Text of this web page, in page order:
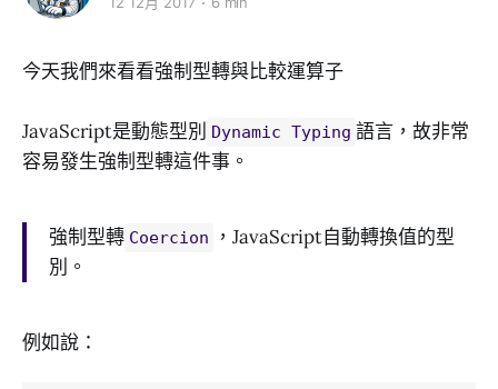
今天我們來看看強制型轉與比較運算子
JavaScript是動態型別 Dynamic Typing 語言，故非常
容易發生強制型轉這件事。
強制型轉 Coercion
，JavaScript自動轉換值的型
別。
例如說：